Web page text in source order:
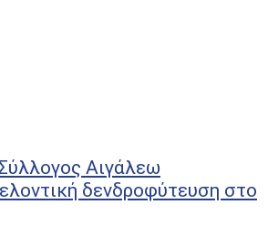
Αιγάλεω
δενδροφύτευση στο